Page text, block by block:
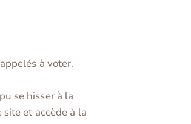
à voter.
se hisser à la
et accède à la